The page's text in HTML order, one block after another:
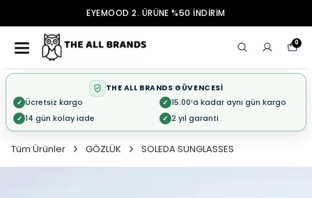
EYEMOOD 2. ÜRÜNE %50 İNDİRİM
0
THE ALL BRANDS GÜVENCESİ
✓ Ücretsiz kargo ✓ 15:00’a kadar aynı gün kargo
✓ 14 gün kolay iade ✓ 2 yıl garanti
Tüm Ürünler GÖZLÜK SOLEDA SUNGLASSES